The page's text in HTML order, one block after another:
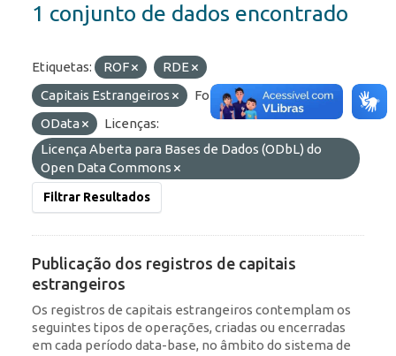
1 conjunto de dados encontrado
Etiquetas: ROF
RDE
Capitais Estrangeiros
Formatos:
API
OData
Licenças:
Licença Aberta para Bases de Dados (ODbL) do
Open Data Commons
Filtrar Resultados
Publicação dos registros de capitais
estrangeiros
Os registros de capitais estrangeiros contemplam os
seguintes tipos de operações, criadas ou encerradas
em cada período data-base, no âmbito do sistema de